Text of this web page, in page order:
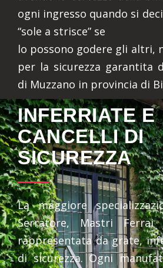
ogni ingresso quando si
“sole a strisce” se
lo possono godere gli altri,
per la sicurezza garantita
di Muzzano in provincia di
INFERRIATE E
CANCELLI DI
SICUREZZA
La maggiore
Serratore, Mastri
rappresentata da grate,
di sicurezza. Ogni